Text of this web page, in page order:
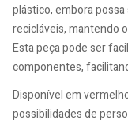
plástico, embora
recicláveis, mantendo
Esta peça pode ser
componentes,
Disponível em
possibilidades de